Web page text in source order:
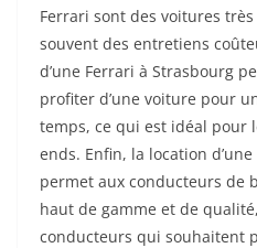
Ferrari sont des voitures
souvent des entretiens
d’une Ferrari à Strasbourg
profiter d’une voiture pour
temps, ce qui est idéal pour
ends. Enfin, la location
permet aux conducteurs de
haut de gamme et de
conducteurs qui souhaitent